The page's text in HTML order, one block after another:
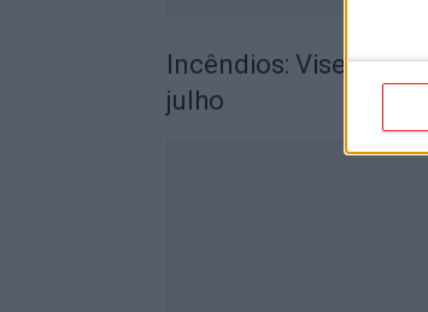
Incêndios: Viseu é o
julho